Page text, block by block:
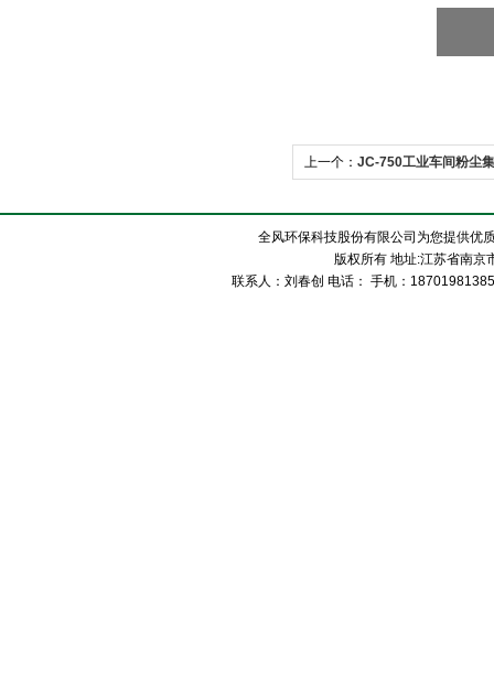
上一个： JC-750工业车间粉尘
全风环保科技股份有限公司为您提供优
版权所有 地址:江苏省南
联系人：刘春创 电话： 手机：